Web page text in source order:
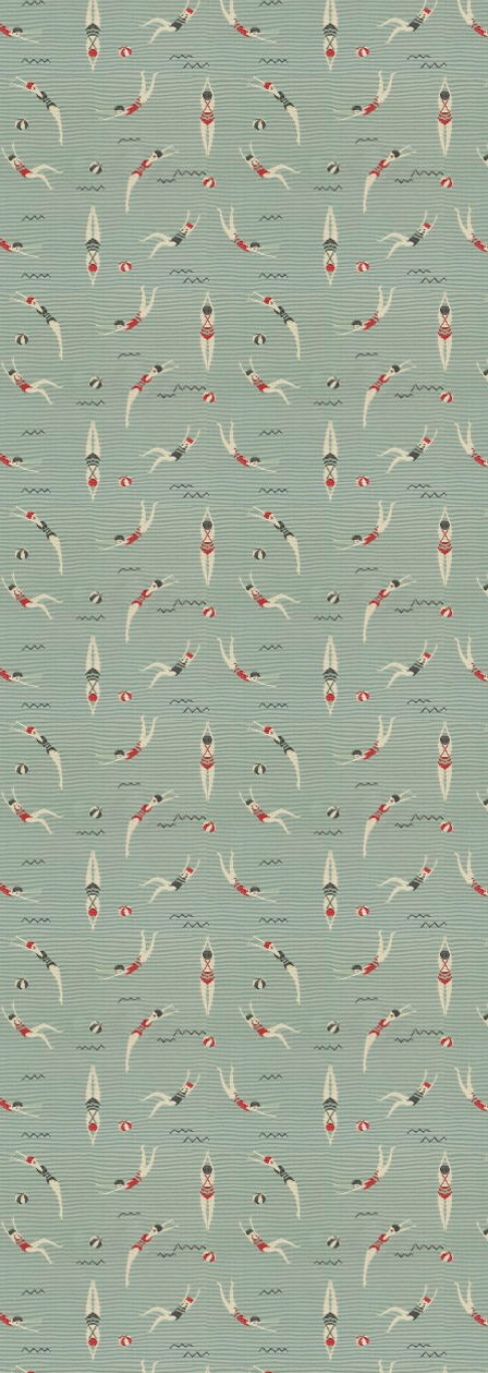
aktuell ausdrucksstärker denn je.
Boden Trendwatch
Das steckt in unserem
DECO GUIDE 2024
Profitipps, Checklisten für jeden Raum und Interior-
Experten in Ihrer Nähe: Im DECO GUIDE 2024, der
wie jedes Jahr unserer gedruckten
Weihnachtsausgabe beiliegt, finden Sie Antworten
auf fast jede Einrichtungsfrage. Hier können Sie digital
darin blättern.
Magazin Wohnen
Cosy Home: Diese
Teppiche sorgen jetzt für
Gemütlichkeit
Advertorial – Ob im Interiordesign oder der Mode,
Teddy, Kunstfell und Bouclé sind aktuell überall
präsent: Mit ihren weichen Oberflächen stimmen uns
die aktuellen Kollektionen formvollendet auf den
Herbst ein. Ein Favorit sind die neuen
Teppichkollektionen „Furry Fellows“ und „New Life
Mono“ von JAB ANSTOETZ Flooring. Was sie
besonders macht und wie man sie kombiniert.
Advertorial Boden
Die neue
Teppichkollektion von
Joka: wärmere Füße,
weniger Heizkosten